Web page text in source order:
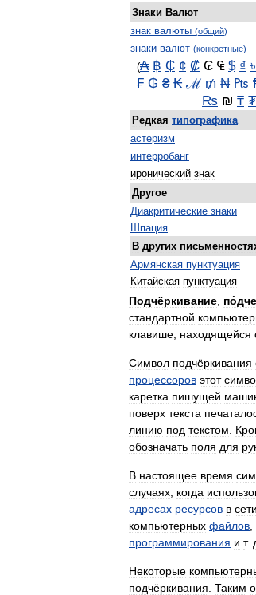
Знаки Валют
знак валюты (общий)
знаки валют (конкретные)
(₳ ฿ ₵ ¢ ₡ ₢ ₠ $ ₫ ৳
₣ ₲ ₴ ₭ ℳ ₥ ₦ ₧
₨ ₪ ₸ ₮
Редкая типографика
астеризм
интерробанг
иронический знак
Другое
Диакритические знаки
Шпация
В других
Армянская пунктуация
Китайская пунктуация
Подчёркивание
стандартной
клавише находящейся
Символ подчёркивания
процессоров этот
каретка пишущей
поверх текста
линию под текстом
обозначать поля для
В настоящее время
случаях когда
адресах ресурсов в сети
компьютерных файлов
программирования и т.
Некоторые
подчёркивания Таким